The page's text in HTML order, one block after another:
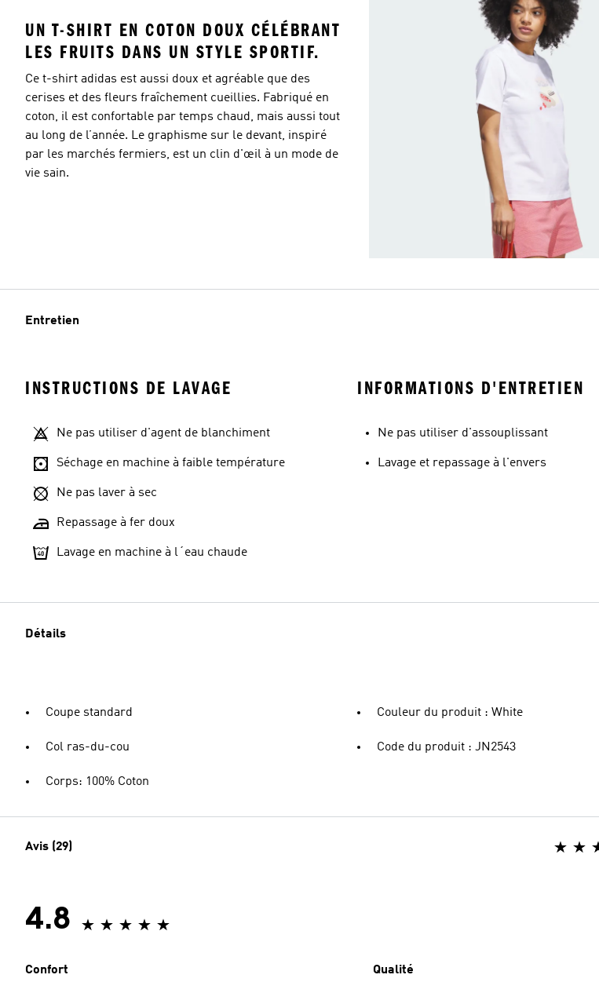
UN T-SHIRT EN COTON DOUX CÉLÉBRANT
LES FRUITS DANS UN STYLE SPORTIF.
Ce t-shirt adidas est aussi doux et agréable que des
cerises et des fleurs fraîchement cueillies. Fabriqué en
coton, il est confortable par temps chaud, mais aussi tout
au long de l’année. Le graphisme sur le devant, inspiré
par les marchés fermiers, est un clin d'œil à un mode de
vie sain.
Entretien
INSTRUCTIONS DE LAVAGE
Ne pas utiliser d'agent de blanchiment
Séchage en machine à faible température
Ne pas laver à sec
Repassage à fer doux
Lavage en machine à l´eau chaude
INFORMATIONS D'ENTRETIEN
Ne pas utiliser d'assouplissant
Lavage et repassage à l'envers
Détails
Coupe standard
Col ras-du-cou
Corps: 100% Coton
Couleur du produit : White
Code du produit : JN2543
Avis (29)
4.8
Confort Qualité